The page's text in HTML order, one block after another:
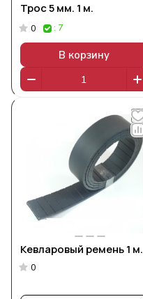
Трос 5 мм. 1 м.
0 : 7
В корзину
Кевларовый ремень 1 м.
0